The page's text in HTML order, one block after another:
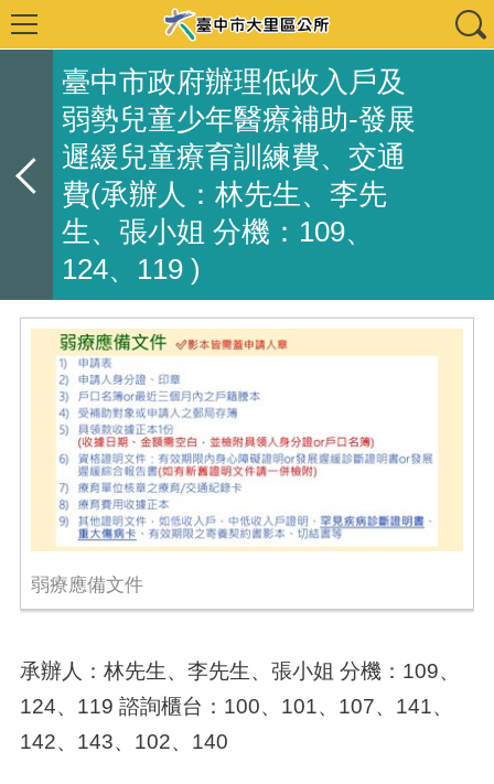
臺中市政府辦理低收入戶及
弱勢兒童少年醫療補助-發展
遲緩兒童療育訓練費、交通
費(承辦人：林先生、李先
生、張小姐 分機：109、
124、119 )
弱療應備文件
承辦人：林先生、李先生、張小姐 分機：109、
124、119 諮詢櫃台：100、101、107、141、
142、143、102、140